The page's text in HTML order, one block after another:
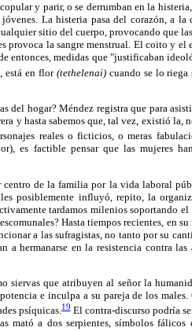
y parir, o se derrumban en la
La histeria pasa del corazón, a la
sitio del cuerpo, provocando que
la sangre menstrual. El coito y el
entonces, medidas que "justificaban
está en flor(tethelenai)cuando se lo riega
del hogar? Méndez registra que para
y hasta sabemos que, tal vez, existió la,
reales o ficticios, o meras
es factible pensar que las mujeres
de la familia por la vida laboral
posiblemente influyó, repito, la
tardamos milenios soportando
Hasta tiempos recientes, en
a las sufragistas, no tanto por su
a hermanarse en la resistencia contra
siervas que atribuyen al señor la
e inculpa a su pareja de los
psíquicas.19El contra-discurso podría
mató a dos serpientes, símbolos fálicos